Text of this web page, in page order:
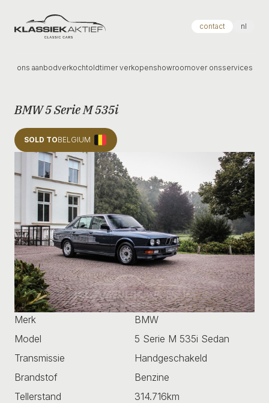
Klassiek Aktief contact nl
ons aanbodverkochtoldtimer verkopenshowroomover onsservices
BMW 5 Serie M 535i
SOLD TOBELGIUM
Merk
BMW
Model
5 Serie M 535i Sedan
Transmissie
Handgeschakeld
Brandstof
Benzine
Tellerstand
314.716km